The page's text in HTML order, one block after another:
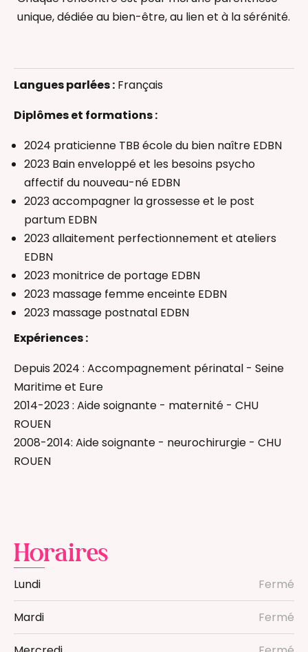
unique, dédiée au bien-être, au lien et à la sérénité.
Bain Enveloppé
Massage femme enceinte
Massage Postnatal
Thérapeutique Bain Bébé
Accompagnant(e) périnatal(e)
Langues parlées : Français
Diplômes et formations :
2024 praticienne TBB école du bien naître EDBN
2023 Bain enveloppé et les besoins psycho
affectif du nouveau-né EDBN
2023 accompagner la grossesse et le post
partum EDBN
2023 allaitement perfectionnement et ateliers
EDBN
2023 monitrice de portage EDBN
2023 massage femme enceinte EDBN
2023 massage postnatal EDBN
Expériences :
Depuis 2024 : Accompagnement périnatal - Seine
Maritime et Eure
2014-2023 : Aide soignante - maternité - CHU
ROUEN
2008-2014: Aide soignante - neurochirurgie - CHU
ROUEN
Horaires
Lundi Fermé
Mardi Fermé